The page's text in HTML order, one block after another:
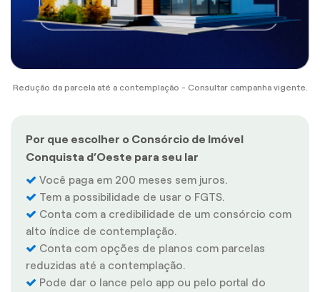
Redução da parcela até a contemplação - Consultar campanha vigente.
Por que escolher o Consórcio de Imóvel
Conquista d’Oeste para seu lar
Você paga em 200 meses sem juros.
Tem a possibilidade de usar o FGTS.
Conta com a credibilidade de um consórcio com
alto índice de contemplação.
Conta com opções de planos com parcelas
reduzidas até a contemplação.
Pode dar o lance pelo app ou pelo portal do